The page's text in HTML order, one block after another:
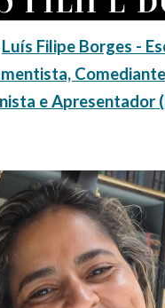
Luís Filipe Borges -
e Apresentador